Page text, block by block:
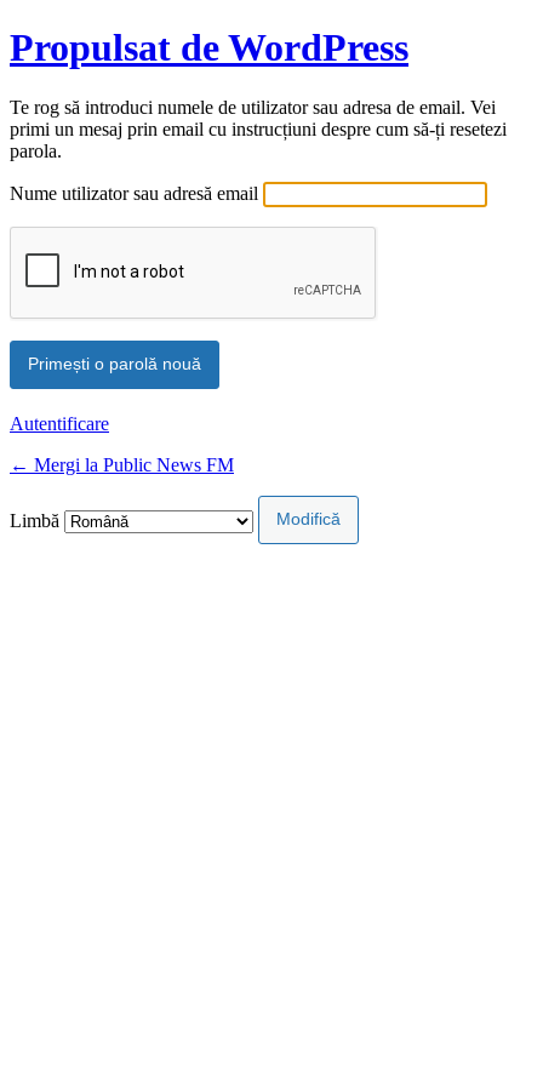
Propulsat de WordPress
Te rog să introduci numele de utilizator sau adresa de email. Vei
primi un mesaj prin email cu instrucțiuni despre cum să-ți resetezi
parola.
Nume utilizator sau adresă email
Autentificare
← Mergi la Public News FM
Limbă